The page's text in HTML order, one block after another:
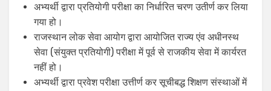
अभ्यर्थी द्वारा प्रतियोगी परीक्षा का निर्धारित चरण उतीर्ण कर लिया
गया हो।
राजस्थान लोक सेवा आयोग द्वारा आयोजित राज्य एंव अधीनस्थ
सेवा (संयुक्त प्रतियोगी) परीक्षा में पूर्व से राजकीय सेवा में कार्यरत
नहीं हो।
अभ्यर्थी द्वारा प्रवेश परीक्षा उत्तीर्ण कर सूचीबद्ध शिक्षण संस्थाओं में